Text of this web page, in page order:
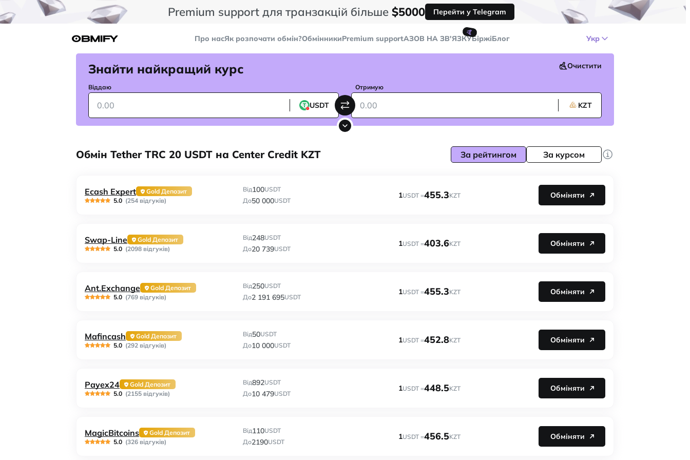
Premium support для транзакцій більше $5000 Перейти у Telegram
Про насЯк розпочати обмін?ОбмінникиPremium support
🤙
AЗОВ НА ЗВ'ЯЗКУБіржіБлог Укр
Знайти найкращий курс Очистити
Віддаю
USDT
Отримую
KZT
Обмін Tether TRC 20 USDT на Center Credit KZT За рейтингом За курсом
Ecash Expert
Gold Депозит
5.0 (254 відгуків)
Від100USDT
До50 000USDT
1USDT =455.3KZT Обміняти
Swap-Line
Gold Депозит
5.0 (2098 відгуків)
Від248USDT
До20 739USDT
1USDT =403.6KZT Обміняти
Ant.Exchange
Gold Депозит
5.0 (769 відгуків)
Від250USDT
До2 191 695USDT
1USDT =455.3KZT Обміняти
Mafincash
Gold Депозит
5.0 (292 відгуків)
Від50USDT
До10 000USDT
1USDT =452.8KZT Обміняти
Payex24
Gold Депозит
5.0 (2155 відгуків)
Від892USDT
До10 479USDT
1USDT =448.5KZT Обміняти
MagicBitcoins
Gold Депозит
5.0 (326 відгуків)
Від110USDT
До2190USDT
1USDT =456.5KZT Обміняти